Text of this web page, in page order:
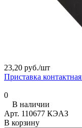
23,20 руб./шт
Приставка
0
В наличии
Арт. 110677 КЭАЗ
В корзину